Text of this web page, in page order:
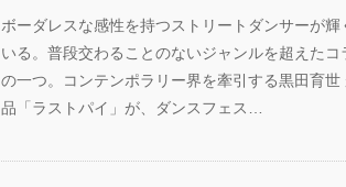
ボーダレスな感性を持つストリートダンサーが輝
いる。普段交わることのないジャンルを超えたコ
の一つ。コンテンポラリー界を牽引する黒田育
品「ラストパイ」が、ダンスフェス…